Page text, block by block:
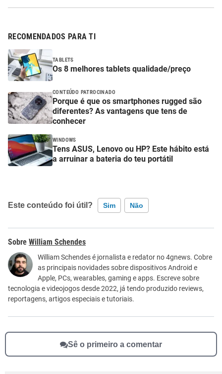
RECOMENDADOS PARA TI
TABLETS
Os 8 melhores tablets qualidade/preço
CONTEÚDO PATROCINADO
Porque é que os smartphones rugged são
diferentes? As vantagens que tens de
conhecer
WINDOWS
Tens ASUS, Lenovo ou HP? Este hábito está
a arruinar a bateria do teu portátil
Este conteúdo foi útil? Sim Não
Este conteúdo contém informação incorreta
Este conteúdo não tem a informação que procuro
Outro
William Schendes
William Schendes é jornalista e redator no 4gnews. Cobre
as principais novidades sobre dispositivos Android e
Apple, PCs, wearables, gaming e apps. Escreve sobre
tecnologia e videojogos desde 2022, já tendo produzido reviews,
reportagens, artigos especiais e tutoriais.
Sê o primeiro a comentar